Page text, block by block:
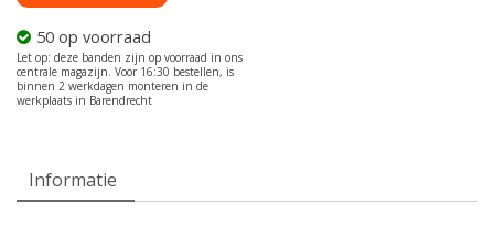
50 op voorraad
Informatie